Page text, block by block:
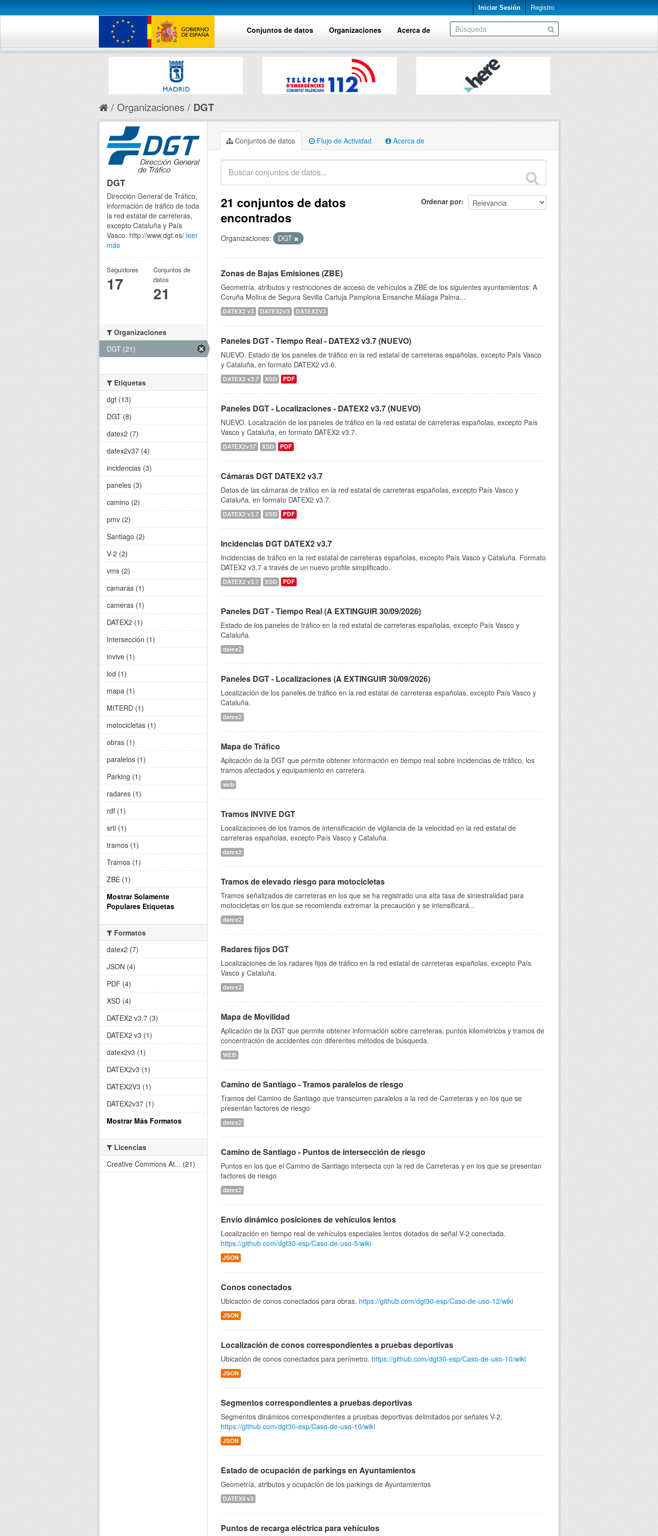
Iniciar Sesión Registro
Conjuntos de datos Organizaciones Acerca de
Organizaciones DGT
Conjuntos de datos Flujo de Actividad Acerca de
Ordenar por
21 conjuntos de datos
encontrados
Organizaciones: DGT
Zonas de Bajas Emisiones (ZBE)
Geometría, atributos y restricciones de acceso de vehículos a ZBE de los siguientes ayuntamientos: A
Coruña Molina de Segura Sevilla Cartuja Pamplona Ensanche Málaga Palma...
DATEX2 v3 DATEX2v3 DATEX2V3
Paneles DGT - Tiempo Real - DATEX2 v3.7 (NUEVO)
NUEVO. Estado de los paneles de tráfico en la red estatal de carreteras españolas, excepto País Vasco
y Cataluña, en formato DATEX2 v3.6.
DATEX2 v3.7 XSD PDF
Paneles DGT - Localizaciones - DATEX2 v3.7 (NUEVO)
NUEVO. Localización de los paneles de tráfico en la red estatal de carreteras españolas, excepto País
Vasco y Cataluña, en formato DATEX2 v3.7.
DATEX2v37 XSD PDF
Cámaras DGT DATEX2 v3.7
Datos de las cámaras de tráfico en la red estatal de carreteras españolas, excepto País Vasco y
Cataluña, en formato DATEX2 v3.7.
DATEX2 v3.7 XSD PDF
Incidencias DGT DATEX2 v3.7
Incidencias de tráfico en la red estatal de carreteras españolas, excepto País Vasco y Cataluña. Formato
DATEX2 v3.7 a través de un nuevo profile simplificado.
DATEX2 v3.7 XSD PDF
Paneles DGT - Tiempo Real (A EXTINGUIR 30/09/2026)
Estado de los paneles de tráfico en la red estatal de carreteras españolas, excepto País Vasco y
Cataluña.
datex2
Paneles DGT - Localizaciones (A EXTINGUIR 30/09/2026)
Localización de los paneles de tráfico en la red estatal de carreteras españolas, excepto País Vasco y
Cataluña.
datex2
Mapa de Tráfico
Aplicación de la DGT que permite obtener información en tiempo real sobre incidencias de tráfico, los
tramos afectados y equipamiento en carretera.
web
Tramos INVIVE DGT
Localizaciones de los tramos de intensificación de vigilancia de la velocidad en la red estatal de
carreteras españolas, excepto País Vasco y Cataluña.
datex2
Tramos de elevado riesgo para motocicletas
Tramos señalizados de carreteras en los que se ha registrado una alta tasa de siniestralidad para
motocicletas en los que se recomienda extremar la precaución y se intensificará...
datex2
Radares fijos DGT
Localizaciones de los radares fijos de tráfico en la red estatal de carreteras españolas, excepto País
Vasco y Cataluña.
datex2
Mapa de Movilidad
Aplicación de la DGT que permite obtener información sobre carreteras, puntos kilométricos y tramos de
concentración de accidentes con diferentes métodos de búsqueda.
WEB
Camino de Santiago - Tramos paralelos de riesgo
Tramos del Camino de Santiago que transcurren paralelos a la red de Carreteras y en los que se
presentan factores de riesgo
datex2
Camino de Santiago - Puntos de intersección de riesgo
Puntos en los que el Camino de Santiago intersecta con la red de Carreteras y en los que se presentan
factores de riesgo
datex2
Envío dinámico posiciones de vehículos lentos
Localización en tiempo real de vehículos especiales lentos dotados de señal V-2 conectada.
https://github.com/dgt30-esp/Caso-de-uso-5/wiki
JSON
Conos conectados
Ubicación de conos conectados para obras. https://github.com/dgt30-esp/Caso-de-uso-12/wiki
JSON
Localización de conos correspondientes a pruebas deportivas
Ubicación de conos conectados para perímetro. https://github.com/dgt30-esp/Caso-de-uso-10/wiki
JSON
Segmentos correspondientes a pruebas deportivas
Segmentos dinámicos correspondientes a pruebas deportivas delimitados por señales V-2.
https://github.com/dgt30-esp/Caso-de-uso-10/wiki
JSON
Estado de ocupación de parkings en Ayuntamientos
Geometría, atributos y ocupación de los parkings de Ayuntamientos
DATEXII v3
Puntos de recarga eléctrica para vehículos
DGT
Dirección General de Tráfico,
información de tráfico de toda
la red estatal de carreteras,
excepto Cataluña y País
Vasco. http://www.dgt.es/ leer
más
Seguidores
17
Conjuntos de
datos
21
Organizaciones
DGT (21)
Etiquetas
dgt (13)
DGT (8)
datex2 (7)
datex2v37 (4)
incidencias (3)
paneles (3)
camino (2)
pmv (2)
Santiago (2)
V-2 (2)
vms (2)
camaras (1)
cameras (1)
DATEX2 (1)
Intersección (1)
invive (1)
lod (1)
mapa (1)
MITERD (1)
motocicletas (1)
obras (1)
paralelos (1)
Parking (1)
radares (1)
rdf (1)
srti (1)
tramos (1)
Tramos (1)
ZBE (1)
Mostrar Solamente
Populares Etiquetas
Formatos
datex2 (7)
JSON (4)
PDF (4)
XSD (4)
DATEX2 v3.7 (3)
DATEX2 v3 (1)
datex2v3 (1)
DATEX2v3 (1)
DATEX2V3 (1)
DATEX2v37 (1)
Mostrar Más Formatos
Licencias
Creative Commons At... (21)